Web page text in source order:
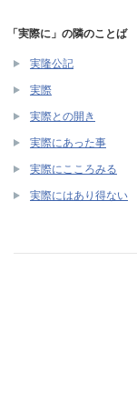
「実際に」の隣のことば
実隆公記
実際
実際との開き
実際にあった事
実際にこころみる
実際にはあり得ない